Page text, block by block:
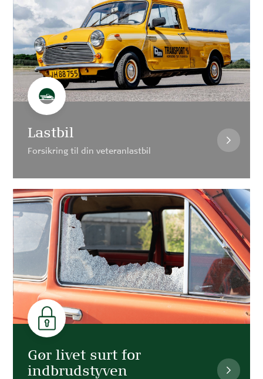
Lastbil
Forsikring til din veteranlastbil
Gør livet surt for
indbrudstyven